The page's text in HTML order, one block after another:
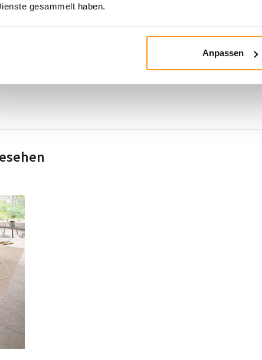
gesammelt haben.
Anpassen
Produkt abgegeben..